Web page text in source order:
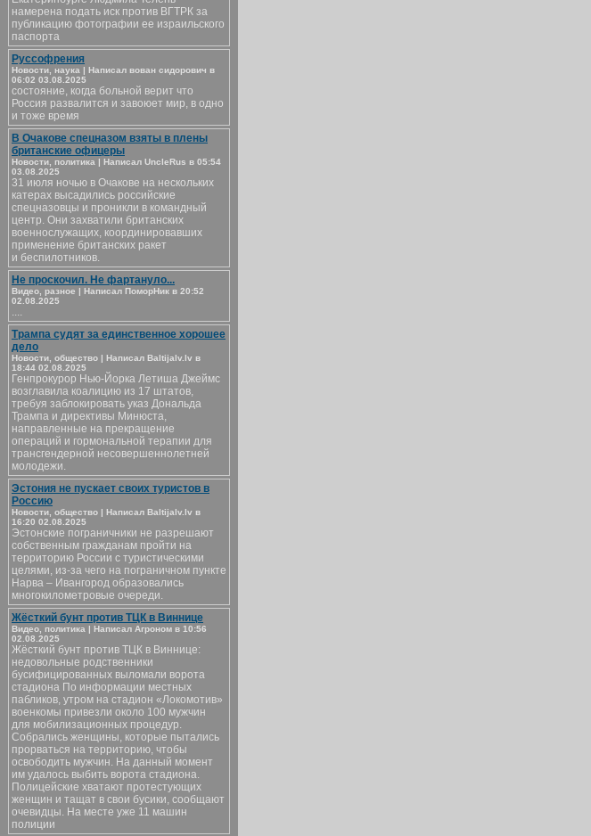
намерена подать иск против ВГТРК за
публикацию фотографии ее израильского
паспорта
Руссофрения
Новости, наука | Написал вован сидорович в
06:02 03.08.2025
состояние, когда больной верит что
Россия развалится и завоюет мир, в одно
и тоже время
В Очакове спецназом взяты в плены
британские офицеры
Новости, политика | Написал UncleRus в 05:54
03.08.2025
31 июля ночью в Очакове на нескольких
катерах высадились российские
спецназовцы и проникли в командный
центр. Они захватили британских
военнослужащих, координировавших
применение британских ракет
и беспилотников.
Не проскочил. Не фартануло...
Видео, разное | Написал ПоморНик в 20:52
02.08.2025
....
Трампа судят за единственное хорошее
дело
Новости, общество | Написал Baltijalv.lv в
18:44 02.08.2025
Генпрокурор Нью-Йорка Летиша Джеймс
возглавила коалицию из 17 штатов,
требуя заблокировать указ Дональда
Трампа и директивы Минюста,
направленные на прекращение
операций и гормональной терапии для
трансгендерной несовершеннолетней
молодежи.
Эстония не пускает своих туристов в
Россию
Новости, общество | Написал Baltijalv.lv в
16:20 02.08.2025
Эстонские пограничники не разрешают
собственным гражданам пройти на
территорию России с туристическими
целями, из-за чего на пограничном пункте
Нарва – Ивангород образовались
многокилометровые очереди.
Жёсткий бунт против ТЦК в Виннице
Видео, политика | Написал Агроном в 10:56
02.08.2025
Жёсткий бунт против ТЦК в Виннице:
недовольные родственники
бусифицированных выломали ворота
стадиона По информации местных
пабликов, утром на стадион «Локомотив»
военкомы привезли около 100 мужчин
для мобилизационных процедур.
Собрались женщины, которые пытались
прорваться на территорию, чтобы
освободить мужчин. На данный момент
им удалось выбить ворота стадиона.
Полицейские хватают протестующих
женщин и тащат в свои бусики, сообщают
очевидцы. На месте уже 11 машин
полиции